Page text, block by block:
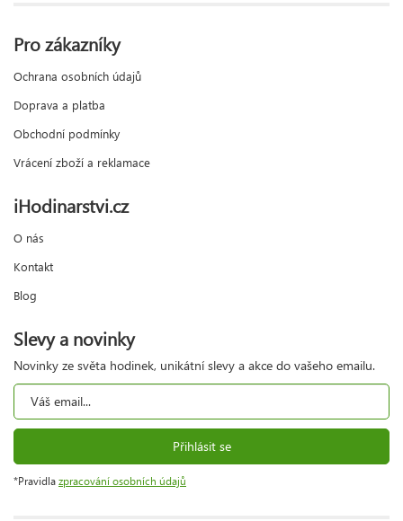
Pro zákazníky
Ochrana osobních údajů
Doprava a platba
Obchodní podmínky
Vrácení zboží a reklamace
iHodinarstvi.cz
O nás
Kontakt
Blog
Slevy a novinky
Novinky ze světa hodinek, unikátní slevy a akce do vašeho emailu.
Přihlásit se
*Pravidla zpracování osobních údajů